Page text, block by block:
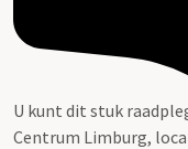
U kunt dit stuk
Centrum Limburg,